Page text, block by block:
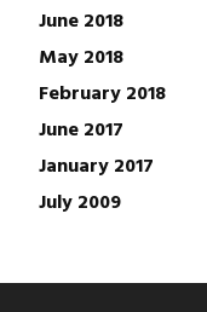
June 2018
May 2018
February 2018
June 2017
January 2017
July 2009